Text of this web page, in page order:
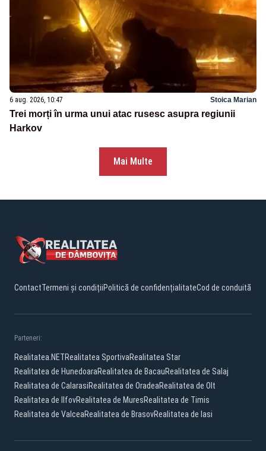
6 aug. 2026, 10:47 Stoica Marian
Trei morți în urma unui atac rusesc asupra regiunii
Harkov
Mai Multe
ContactTermeni și condițiiPolitică de confidențialitateCod de conduită
Parteneri:
Realitatea.NETRealitatea SportivaRealitatea Star
Realitatea de HunedoaraRealitatea de BacauRealitatea de Salaj
Realitatea de CalarasiRealitatea de OradeaRealitatea de Olt
Realitatea de IlfovRealitatea de MuresRealitatea de Timis
Realitatea de ValceaRealitatea de BrasovRealitatea de Iasi